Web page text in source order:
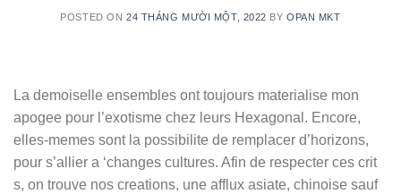
POSTED ON 24 THÁNG MƯỜI MỘT, 2022 BYOPAN MKT
La demoiselle ensembles ont toujours materialise mon
apogee pour l’exotisme chez leurs Hexagonal. Encore,
elles-memes sont la possibilite de remplacer d’horizons,
pour s’allier a ‘changes cultures. Afin de respecter ces crit
s, on trouve nos creations, une afflux asiate, chinoise sauf